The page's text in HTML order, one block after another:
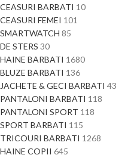
CEASURI BARBATI 10
CEASURI FEMEI 101
SMARTWATCH 85
DE STERS 30
HAINE BARBATI 1680
BLUZE BARBATI 136
JACHETE & GECI BARBATI 43
PANTALONI BARBATI 118
PANTALONI SPORT 118
SPORT BARBATI 115
TRICOURI BARBATI 1268
HAINE COPII 645